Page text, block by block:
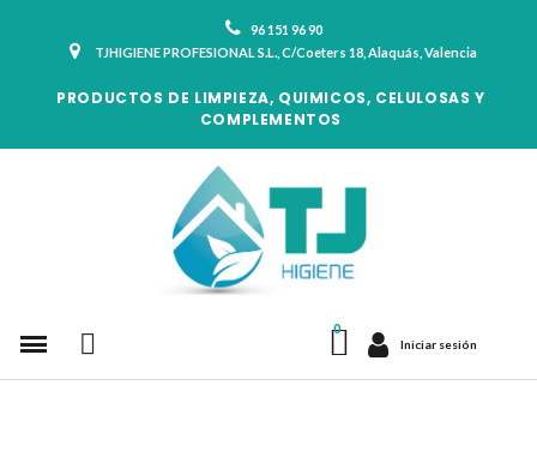
96 151 96 90
TJHIGIENE PROFESIONAL S.L., C/Coeters 18, Alaquás, Valencia
PRODUCTOS DE LIMPIEZA, QUIMICOS, CELULOSAS Y
COMPLEMENTOS
Iniciar sesión